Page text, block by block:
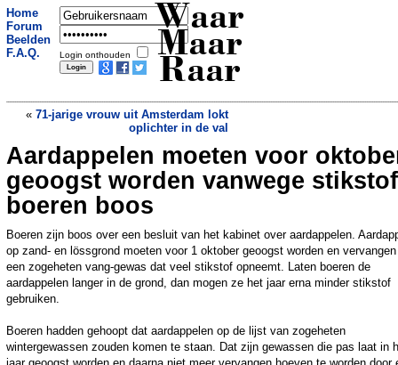
Home
Forum
Beelden
F.A.Q.
Login onthouden
Waar
Maar
Raar
« 71-jarige vrouw uit Amsterdam lokt
oplichter in de val
Maffialeden bieden ouders 60.000 euro
nadat ze hun zoon per abuis in zuur
hadden opgelost»
Aardappelen moeten voor
geoogst worden vanwege
boeren boos
Boeren zijn boos over een besluit van het kabinet over aardappelen.
op zand- en lössgrond moeten voor 1 oktober geoogst worden en
een zogeheten vang-gewas dat veel stikstof opneemt. Laten boeren de
aardappelen langer in de grond, dan mogen ze het jaar erna minder stikstof
gebruiken.
Boeren hadden gehoopt dat aardappelen op de lijst van zogeheten
wintergewassen zouden komen te staan. Dat zijn gewassen die pas laat in